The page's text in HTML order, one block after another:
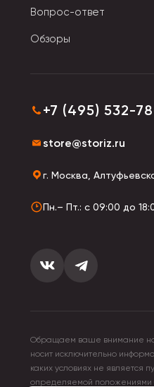
Вопрос-ответ
Обзоры
+7 (495) 532-
store@storiz.ru
г. Москва,
Пн.– Пт.: с 09:00 до
Обращаем ваше внимание на
носит исключительно
каких условиях не является
определяемой положениями